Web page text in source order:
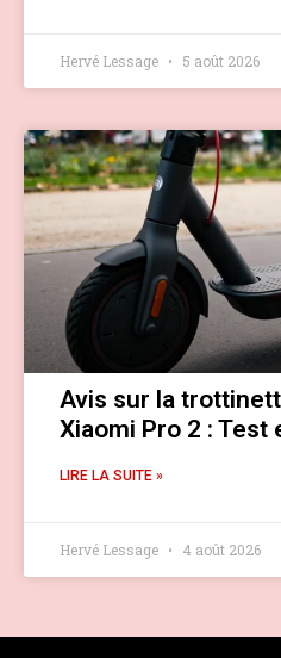
Hervé Lessage 5 août 2026
Avis sur la
Xiaomi Pro 2 : Test
LIRE LA SUITE »
Hervé Lessage 4 août 2026